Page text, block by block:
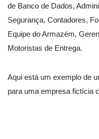
de Banco de Dados,
Segurança, Contadores,
Equipe do Armazém,
Motoristas de Entrega.
Aqui está um exemplo de
para uma empresa fictícia